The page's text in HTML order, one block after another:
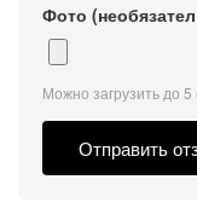
Фото
Можно загрузить до
Отправить